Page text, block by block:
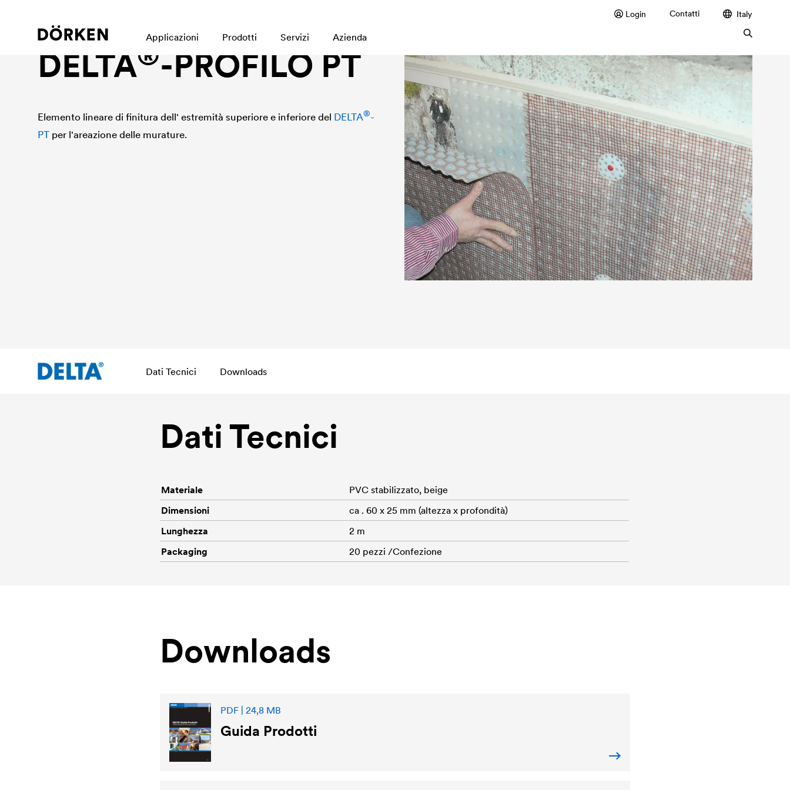
Login Contatti Italy
Applicazioni Prodotti Servizi Azienda
Accessori per Membrane alveolari e drenanti
DELTA®-PROFILO PT
Elemento lineare di finitura dell' estremità superiore e inferiore del DELTA®-
PT per l'areazione delle murature.
Dati Tecnici Downloads
Dati Tecnici
Materiale
PVC stabilizzato, beige
Dimensioni
ca . 60 x 25 mm (altezza x profondità)
Lunghezza
2 m
Packaging
20 pezzi /Confezione
Downloads
PDF | 24,8 MB
Guida Prodotti